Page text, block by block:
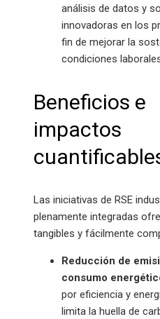
análisis de datos y
innovadoras en los
fin de mejorar la
condiciones
Beneficios e
impactos
Las iniciativas de RSE
plenamente integradas
tangibles y fácilmente
Reducción de
consumo
por eficiencia y
limita la huella de